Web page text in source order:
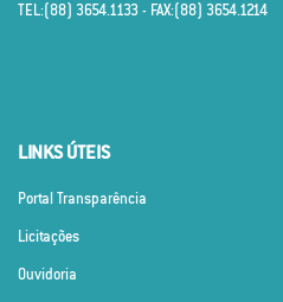
TEL:(88) 3654.1133 - FAX:(88) 3654.1214
LINKS ÚTEIS
Portal Transparência
Licitações
Ouvidoria